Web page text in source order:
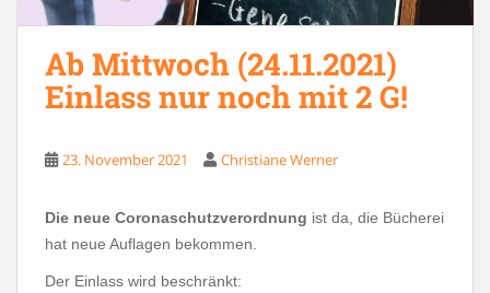
Ab Mittwoch (24.11.2021)
Einlass nur noch mit 2 G!
23. November 2021 Christiane Werner
Die neue Coronaschutzverordnung ist da, die Bücherei
hat neue Auflagen bekommen.
Der Einlass wird beschränkt: